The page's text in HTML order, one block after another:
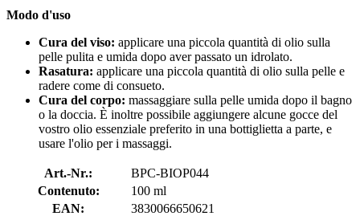
Modo d'uso
Cura del viso: applicare una piccola quantità di olio sulla
pelle pulita e umida dopo aver passato un idrolato.
Rasatura: applicare una piccola quantità di olio sulla pelle e
radere come di consueto.
Cura del corpo: massaggiare sulla pelle umida dopo il bagno
o la doccia. È inoltre possibile aggiungere alcune gocce del
vostro olio essenziale preferito in una bottiglietta a parte, e
usare l'olio per i massaggi.
Art.-Nr.:
BPC-BIOP044
Contenuto:
100 ml
EAN:
3830066650621